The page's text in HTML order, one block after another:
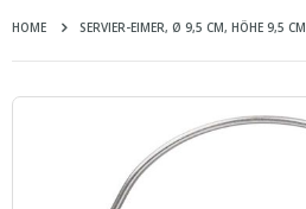
HOME SERVIER-EIMER, Ø 9,5 CM, HÖHE 9,5 CM
Zum